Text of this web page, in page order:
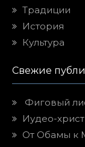
Традиции
История
Культура
Свежие
Фиговый
Иудео-
От Обамы к